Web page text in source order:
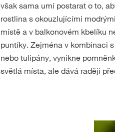
však sama umí postarat o to,
rostlina s okouzlujícími
místě a v balkonovém kbelíku
puntíky. Zejména v kombinaci
nebo tulipány, vynikne
světlá místa, ale dává raději